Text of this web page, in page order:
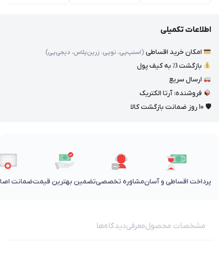
اطلاعات تکمیلی
امکان خرید اقساطی (اسنپ‌پی، نوپی، زرین‌پلاس، دیجی‌پی)
بازگشت 1٪ به کیف پول
ارسال سریع
فروشنده: آرتا الکتریک
🛡 10 روز ضمانت بازگشت کالا
پرداخت اقساطی و آسانمشاوره تخصصیتضمین بهترین قیمتضمانت
مشخصات محصولمعرفیدیدگاه‌ها